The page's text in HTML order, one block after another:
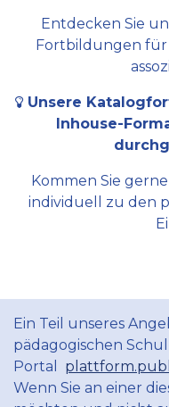
Entdecken Sie
Fortbildungen für
Unsere
Inhouse-
Kommen Sie
individuell zu den
Ein Teil unseres
pädagogischen
Portal
Wenn Sie an einer